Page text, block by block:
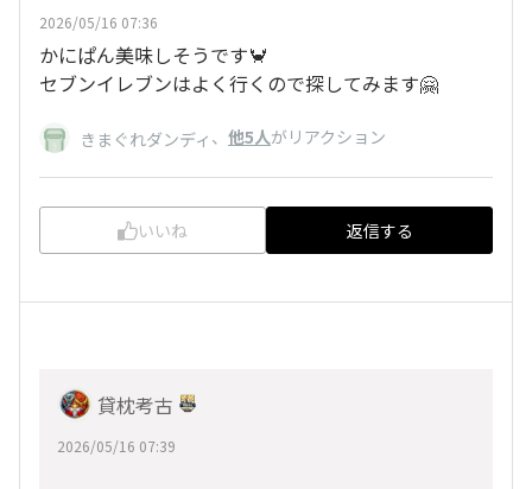
2026/05/16 07:36
かにぱん美味しそうです🦀
セブンイレブンはよく行くので探してみます🤗
きまぐれダンディ 、 他5人がリアクション
いいね 返信する
貸枕考古
2026/05/16 07:39